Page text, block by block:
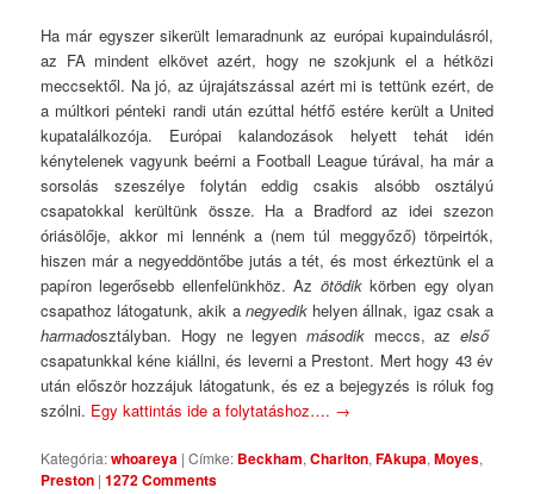
Ha már egyszer sikerült lemaradnunk az európai kupaindulásról,
az FA mindent elkövet azért, hogy ne szokjunk el a hétközi
meccsektől. Na jó, az újrajátszással azért mi is tettünk ezért, de
a múltkori pénteki randi után ezúttal hétfő estére került a United
kupatalálkozója. Európai kalandozások helyett tehát idén
kénytelenek vagyunk beérni a Football League túrával, ha már a
sorsolás szeszélye folytán eddig csakis alsóbb osztályú
csapatokkal kerültünk össze. Ha a Bradford az idei szezon
óriásölője, akkor mi lennénk a (nem túl meggyőző) törpeirtók,
hiszen már a negyeddöntőbe jutás a tét, és most érkeztünk el a
papíron legerősebb ellenfelünkhöz. Az ötödikkörben egy olyan
csapathoz látogatunk, akik a negyedikhelyen állnak, igaz csak a
harmadosztályban. Hogy ne legyen második meccs, azelső
csapatunkkal kéne kiállni, és leverni a Prestont. Mert hogy 43 év
után először hozzájuk látogatunk, és ez a bejegyzés is róluk fog
szólni. Egy kattintás ide a folytatáshoz…. →
Kategória:whoareya |Címke: Beckham,Charlton,FAkupa,Moyes,
Preston |1272 Comments